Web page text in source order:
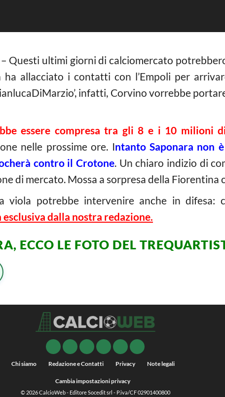
– Questi ultimi giorni di calciomercato
allacciato i contatti con l’Empoli per
infatti, Corvino vorrebbe
essere compresa tra gli 8 e i 10 milioni
nelle prossime ore. Intanto Saponara non
contro il Crotone. Un chiaro indizio di
di mercato. Mossa a sorpresa della
potrebbe intervenire anche in difesa:
dalla nostra redazione.
ECCO LE FOTO DEL
Chi siamo Redazione e Contatti Privacy Note legali
Cambia impostazioni privacy
© 2026CalcioWeb- Editore Socedit srl - P.iva/CF 02901400800